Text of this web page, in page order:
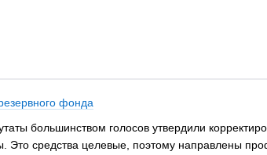
фонда
большинством голосов утвердили
средства целевые, поэтому направлены